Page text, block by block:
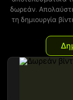
δωρεάν.
τη δημιουργία